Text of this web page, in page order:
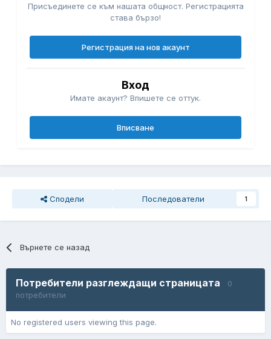
Присъединете се към нашата общност. Регистрацията
става бързо!
Регистрация на нов акаунт
Вход
Имате акаунт? Впишете се оттук.
Вписване
Сподели Последователи 1
Върнете се назад
Потребители разглеждащи страницата
0
потребители
No registered users viewing this page.